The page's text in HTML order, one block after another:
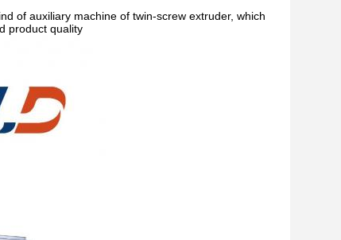
of auxiliary machine of twin-screw extruder, which
product quality